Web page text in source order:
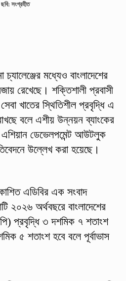
ছবি: সংগ্রহীত
মধ্যেও বাংলাদেশের
রেখেছে। শক্তিশালী প্রবাসী
খাতের স্থিতিশীল প্রবৃদ্ধি এ
বলে এশীয় উন্নয়ন ব্যাংকের
এশিয়ান ডেভেলপমেন্ট আউটলুক
উল্লেখ করা হয়েছে।
এডিবির এক সংবাদ
২০২৬ অর্থবছরে বাংলাদেশের
প্রবৃদ্ধি ৩ দশমিক ৭ শতাংশ
৫ শতাংশ হবে বলে পূর্বাভাস